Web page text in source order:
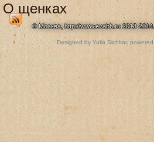
О щенках
© Москва, http://www.evabb.ru 2013-
Designed by Yulia Sichkar,